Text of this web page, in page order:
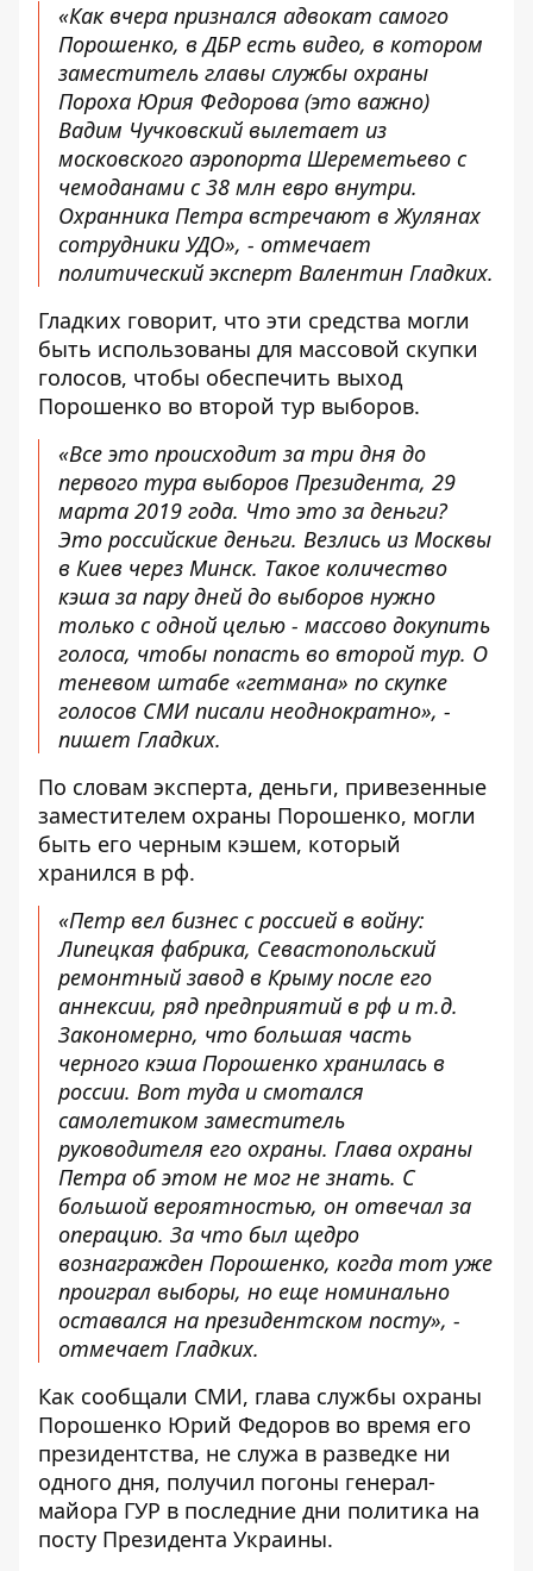
«Как вчера признался адвокат самого
Порошенко, в ДБР есть видео, в котором
заместитель главы службы охраны
Пороха Юрия Федорова (это важно)
Вадим Чучковский вылетает из
московского аэропорта Шереметьево с
чемоданами с 38 млн евро внутри.
Охранника Петра встречают в Жулянах
сотрудники УДО», - отмечает
политический эксперт Валентин Гладких.
Гладких говорит, что эти средства могли
быть использованы для массовой скупки
голосов, чтобы обеспечить выход
Порошенко во второй тур выборов.
«Все это происходит за три дня до
первого тура выборов Президента, 29
марта 2019 года. Что это за деньги?
Это российские деньги. Везлись из Москвы
в Киев через Минск. Такое количество
кэша за пару дней до выборов нужно
только с одной целью - массово докупить
голоса, чтобы попасть во второй тур. О
теневом штабе «гетмана» по скупке
голосов СМИ писали неоднократно», -
пишет Гладких.
По словам эксперта, деньги, привезенные
заместителем охраны Порошенко, могли
быть его черным кэшем, который
хранился в рф.
«Петр вел бизнес с россией в войну:
Липецкая фабрика, Севастопольский
ремонтный завод в Крыму после его
аннексии, ряд предприятий в рф и т.д.
Закономерно, что большая часть
черного кэша Порошенко хранилась в
россии. Вот туда и смотался
самолетиком заместитель
руководителя его охраны. Глава охраны
Петра об этом не мог не знать. С
большой вероятностью, он отвечал за
операцию. За что был щедро
вознагражден Порошенко, когда тот уже
проиграл выборы, но еще номинально
оставался на президентском посту», -
отмечает Гладких.
Как сообщали СМИ, глава службы охраны
Порошенко Юрий Федоров во время его
президентства, не служа в разведке ни
одного дня, получил погоны генерал-
майора ГУР в последние дни политика на
посту Президента Украины.